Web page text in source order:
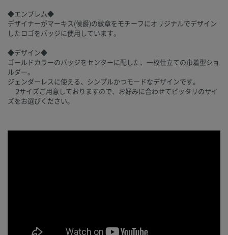
◆エンブレム◆
デザイナーがマーキス(侯爵)の紋章をモチーフにオリジナルでデザイン
したロゴをバッジに使用しています。
◆デザイン◆
ゴールドカラーのバッジをセンターに配した、一枚仕立ての巾着型ショ
ルダー。
ジェンダーレスに使える、シンプルかつモードなデザインです。
2サイズご用意しておりますので、お好みに合わせてピッタリのサイ
ズをお選びください。